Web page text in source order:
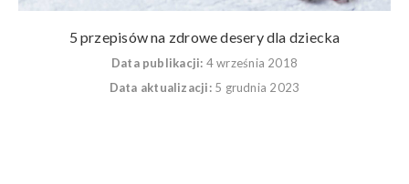
5 przepisów na zdrowe desery dla dziecka
Data publikacji: 4 września 2018
Data aktualizacji: 5 grudnia 2023